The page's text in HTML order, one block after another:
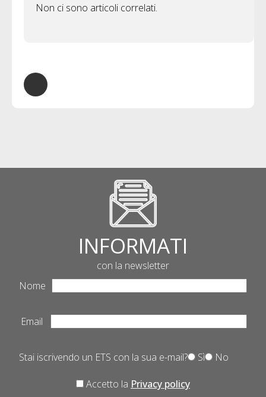
Non ci sono articoli correlati.
INFORMATI
con la newsletter
Nome
Email
Stai iscrivendo un ETS con la sua e-mail? Sì No
Accetto la Privacy policy